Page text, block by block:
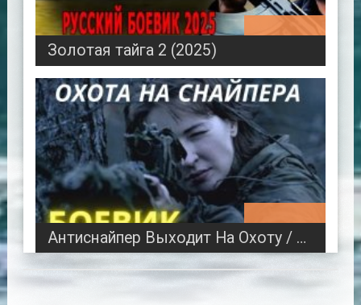
Золотая тайга 2 (2025)
Антиснайпер Выходит На Охоту / все серии